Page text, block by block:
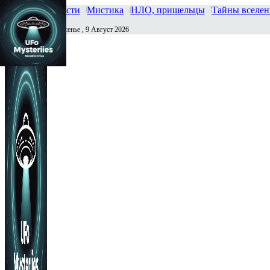
Главная Новости Мистика НЛО, пришельцы Тайны
Сегодня Воскресенье , 9 Август 2026